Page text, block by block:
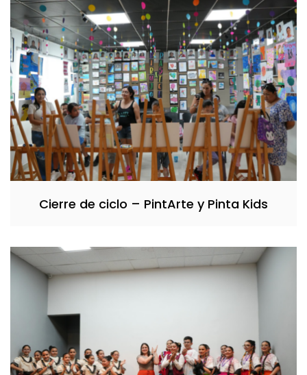
Cierre de ciclo – PintArte y Pinta Kids